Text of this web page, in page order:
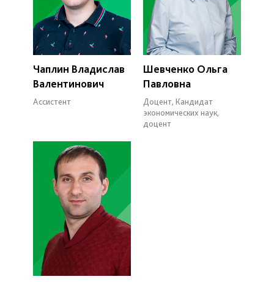
Чаплин Владислав
Валентинович
Ассистент
Шевченко Ольга
Павловна
Доцент, Кандидат
экономических наук,
доцент